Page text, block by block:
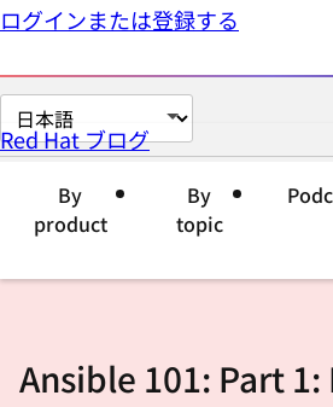
ログインまたは登録する
ペ
ー
語
Red Hat ブログ
By
product
By
topic
Ansible 101: Part